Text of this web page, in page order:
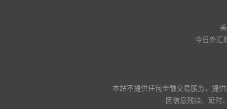
今日外汇
本站不提供任何金融交易服务，提
因信息残缺、延时